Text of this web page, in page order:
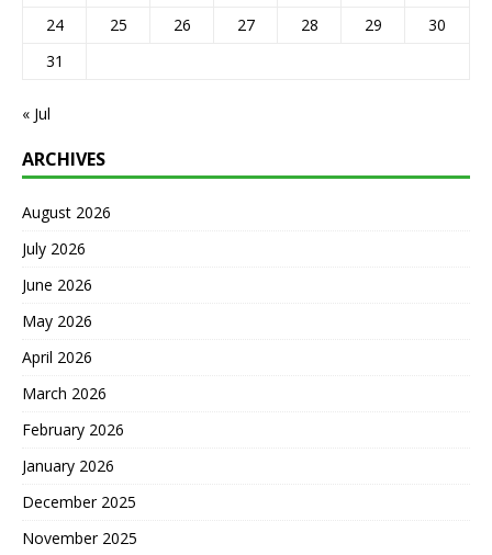
24
25 26 27 28 29
30
31
« Jul
ARCHIVES
August 2026
July 2026
June 2026
May 2026
April 2026
March 2026
February 2026
January 2026
December 2025
November 2025